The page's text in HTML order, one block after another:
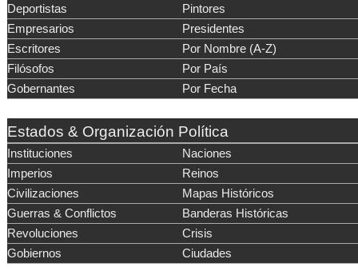
Deportistas
Pintores
Empresarios
Presidentes
Escritores
Por Nombre (A-Z)
Filósofos
Por País
Gobernantes
Por Fecha
Estados & Organización Política
Instituciones
Naciones
Imperios
Reinos
Civilizaciones
Mapas Históricos
Guerras & Conflictos
Banderas Históricas
Revoluciones
Crisis
Gobiernos
Ciudades